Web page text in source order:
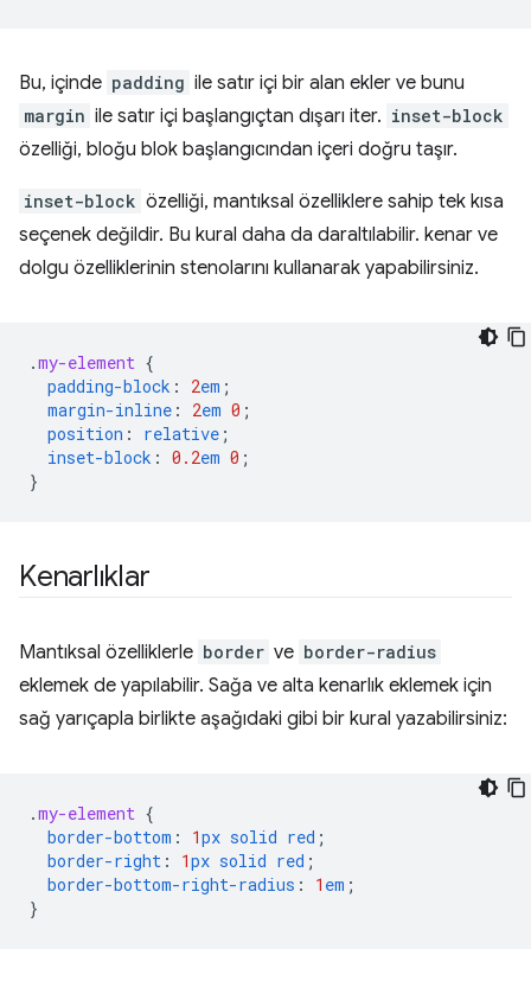
Bu, içinde padding ile satır içi bir alan ekler ve bunu
margin ile satır içi başlangıçtan dışarı iter. inset-block
özelliği, bloğu blok başlangıcından içeri doğru taşır.
inset-block özelliği, mantıksal özelliklere sahip tek kısa
seçenek değildir. Bu kural daha da daraltılabilir. kenar ve
dolgu özelliklerinin stenolarını kullanarak yapabilirsiniz.
.my-element {
padding-block : 2em ;
margin-inline : 2em 0 ;
position : relative ;
inset-block : 0.2em 0 ;
}
Kenarlıklar
Mantıksal özelliklerle border ve border-radius
eklemek de yapılabilir. Sağa ve alta kenarlık eklemek için
sağ yarıçapla birlikte aşağıdaki gibi bir kural yazabilirsiniz:
.my-element {
border-bottom : 1px solid red ;
border-right : 1px solid red ;
border-bottom-right-radius : 1 em ;
}